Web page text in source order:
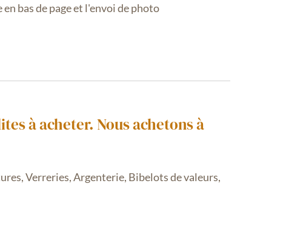
bas de page et l'envoi de photo
à acheter. Nous achetons à
Verreries,Argenterie, Bibelots de valeurs,